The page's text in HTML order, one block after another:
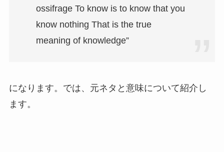
ossifrage To know is to know that you
know nothing That is the true
meaning of knowledge”
になります。では、元ネタと意味について紹介し
ます。